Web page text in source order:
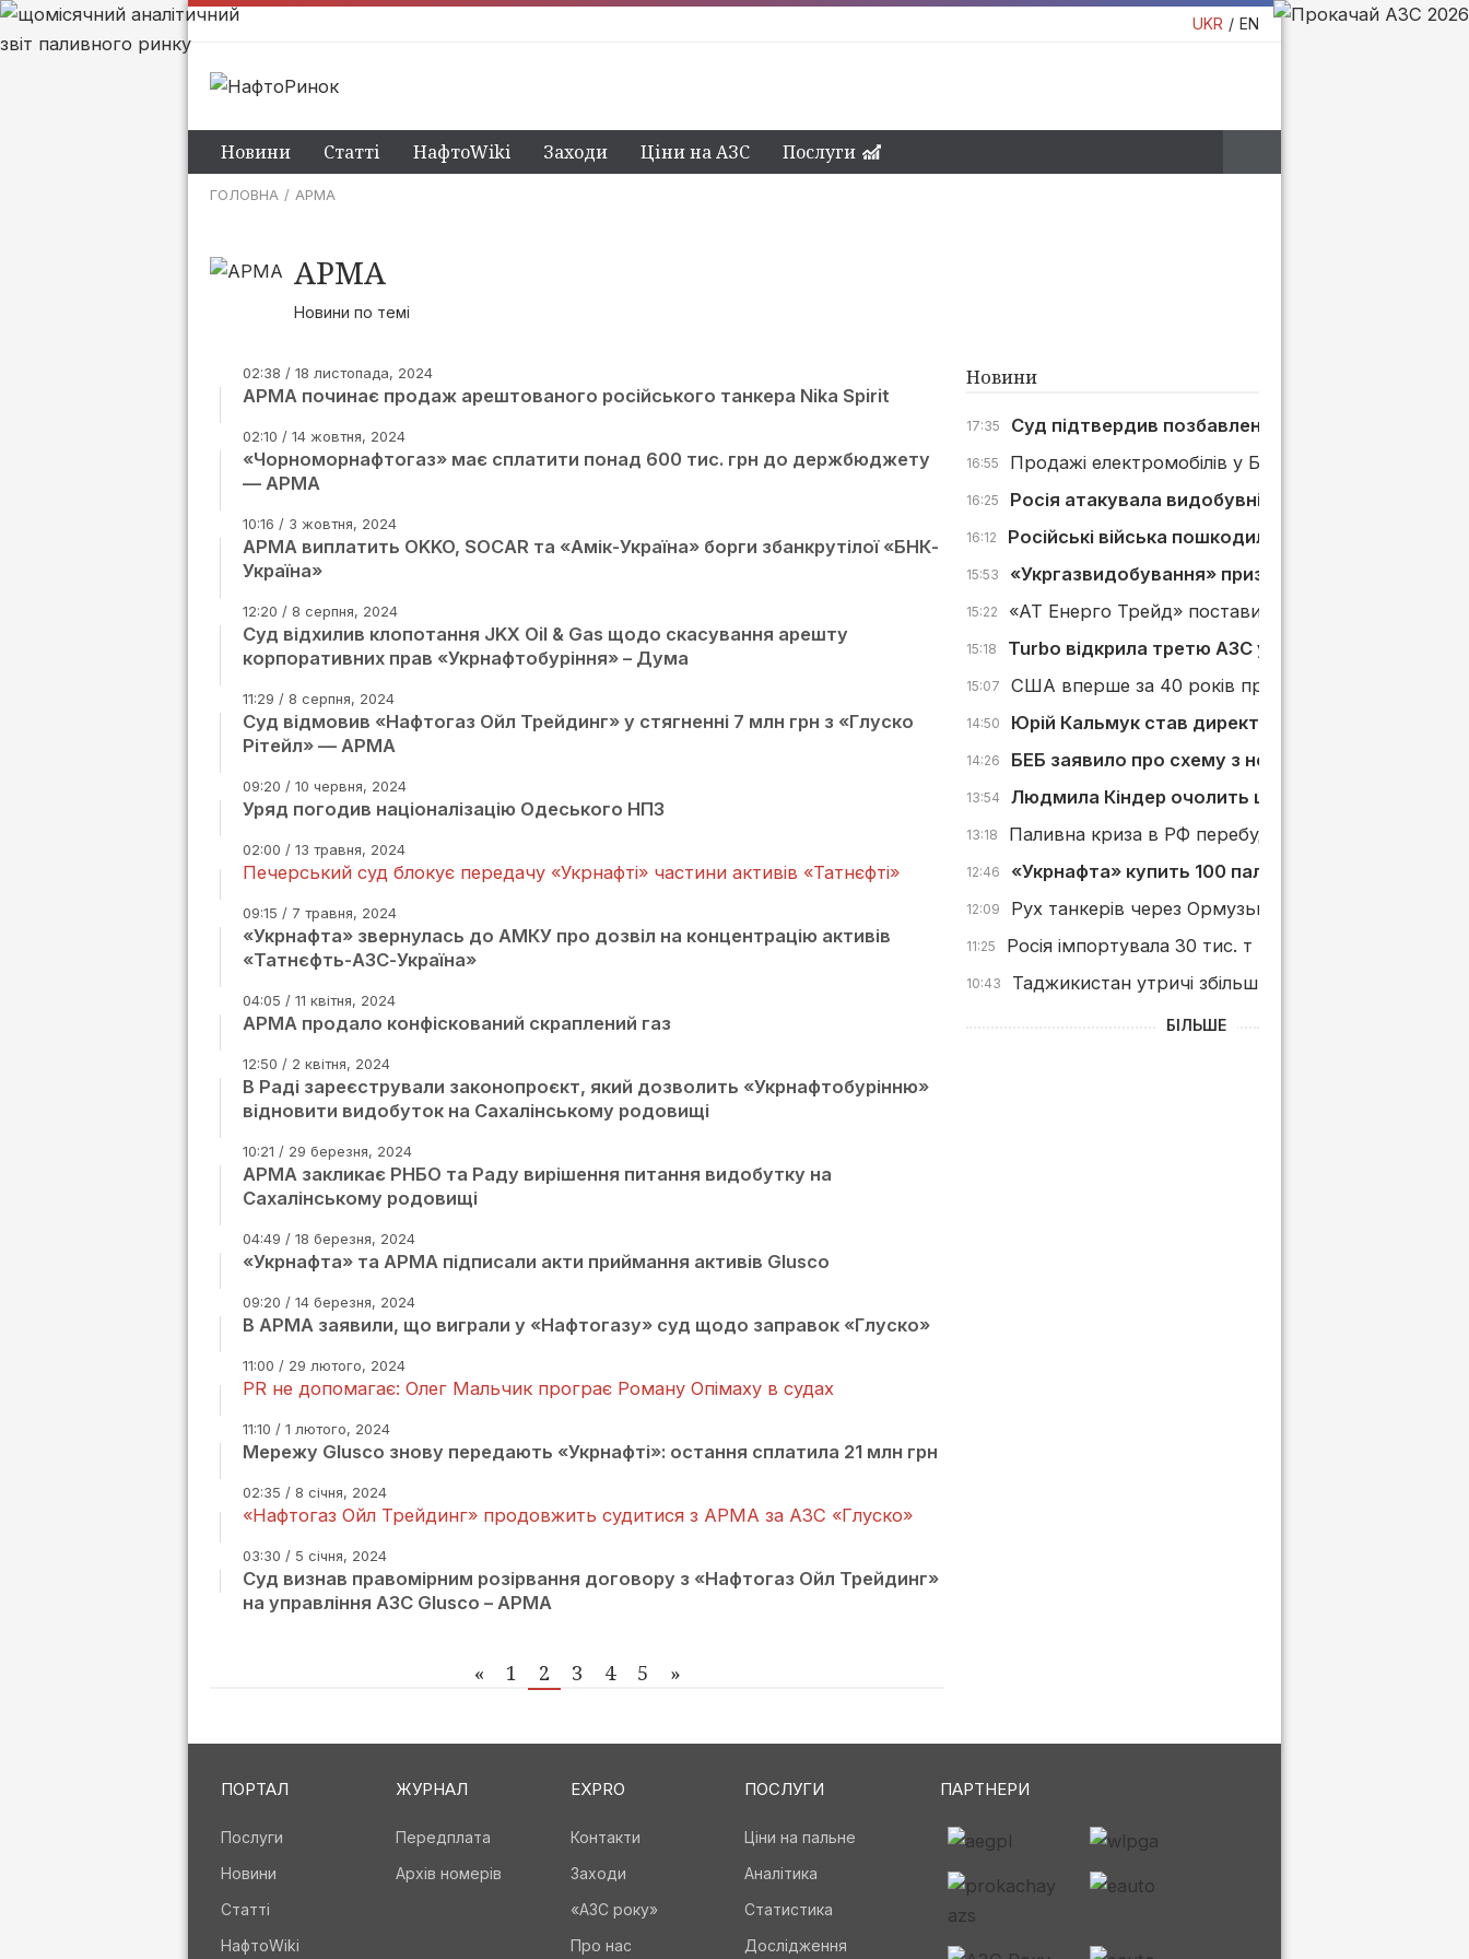
UKR EN
Новини Статті НафтоWiki Заходи Ціни на АЗС Послуги
ГОЛОВНА АРМА
АРМА
Новини по темі
02:38 / 18 листопада, 2024
АРМА починає продаж арештованого російського танкера Nika Spirit
02:10 / 14 жовтня, 2024
«Чорноморнафтогаз» має сплатити понад 600 тис. грн до держбюджету
— АРМА
10:16 / 3 жовтня, 2024
АРМА виплатить OKKO, SOCAR та «Амік-Україна» борги збанкрутілої «БНК-
Україна»
12:20 / 8 серпня, 2024
Суд відхилив клопотання JKX Oil & Gas щодо скасування арешту
корпоративних прав «Укрнафтобуріння» – Дума
11:29 / 8 серпня, 2024
Суд відмовив «Нафтогаз Ойл Трейдинг» у стягненні 7 млн грн з «Глуско
Рітейл» — АРМА
09:20 / 10 червня, 2024
Уряд погодив націоналізацію Одеського НПЗ
02:00 / 13 травня, 2024
Печерський суд блокує передачу «Укрнафті» частини активів «Татнєфті»
09:15 / 7 травня, 2024
«Укрнафта» звернулась до АМКУ про дозвіл на концентрацію активів
«Татнєфть-АЗС-Україна»
04:05 / 11 квітня, 2024
АРМА продало конфіскований скраплений газ
12:50 / 2 квітня, 2024
В Раді зареєстрували законопроєкт, який дозволить «Укрнафтобурінню»
відновити видобуток на Сахалінському родовищі
10:21 / 29 березня, 2024
АРМА закликає РНБО та Раду вирішення питання видобутку на
Сахалінському родовищі
04:49 / 18 березня, 2024
«Укрнафта» та АРМА підписали акти приймання активів Glusco
09:20 / 14 березня, 2024
В АРМА заявили, що виграли у «Нафтогазу» суд щодо заправок «Глуско»
11:00 / 29 лютого, 2024
PR не допомагає: Олег Мальчик програє Роману Опімаху в судах
11:10 / 1 лютого, 2024
Мережу Glusco знову передають «Укрнафті»: остання сплатила 21 млн грн
02:35 / 8 січня, 2024
«Нафтогаз Ойл Трейдинг» продовжить судитися з АРМА за АЗС «Глуско»
03:30 / 5 січня, 2024
Суд визнав правомірним розірвання договору з «Нафтогаз Ойл Трейдинг»
на управління АЗС Glusco – АРМА
« 1 2 3 4 5 »
Новини
17:35 Суд підтвердив позбавлення «Р.О.С.-
16:55 Продажі електромобілів у Британії зросли на
16:25 Росія атакувала видобувні активи і 4 АЗС
16:12 Російські війська пошкодили АЗС у Слов’янську
15:53 «Укргазвидобування» призначило нових
15:22 «АТ Енерго Трейд» поставить «Київпастрансу»
15:18 Turbo відкрила третю АЗС у Львівській області
15:07 США вперше за 40 років припинили імпорт нафти
14:50 Юрій Кальмук став директором із сервісів
14:26 БЕБ заявило про схему з неіснуючими
13:54 Людмила Кіндер очолить ще одну дочірню
13:18 Паливна криза в РФ перебудовує ринок АЗС: що
12:46 «Укрнафта» купить 100 паливовозів
12:09 Рух танкерів через Ормузьку протоку різко
11:25 Росія імпортувала 30 тис. т нафтопродуктів з
10:43 Таджикистан утричі збільшив імпорт пального з
БІЛЬШЕ
ПОРТАЛ
Послуги
Новини
Статті
НафтоWiki
ЖУРНАЛ
Передплата
Архів номерів
EXPRO
Контакти
Заходи
«АЗС року»
Про нас
ПОСЛУГИ
Ціни на пальне
Аналітика
Статистика
Дослідження
ПАРТНЕРИ